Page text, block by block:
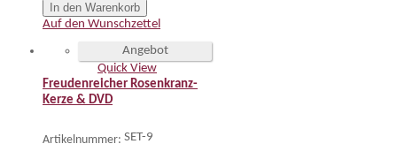
In den Warenkorb
Auf den Wunschzettel
Angebot
Quick View
Freudenreicher Rosenkranz-
Kerze & DVD
Artikelnummer: SET-9